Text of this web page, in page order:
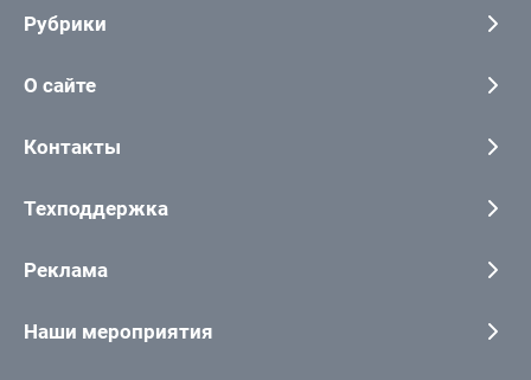
Рубрики
О сайте
Контакты
Техподдержка
Реклама
Наши мероприятия